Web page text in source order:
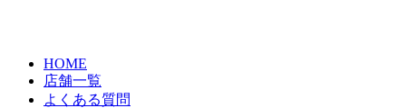
HOME
店舗一覧
よくある質問